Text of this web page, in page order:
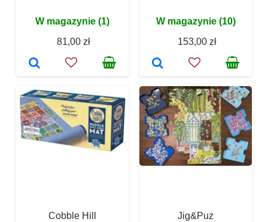
W magazynie (1)
81,00 zł
W magazynie (10)
153,00 zł
Cobble Hill
Jig&Puz